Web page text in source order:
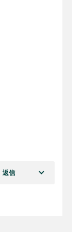
返信